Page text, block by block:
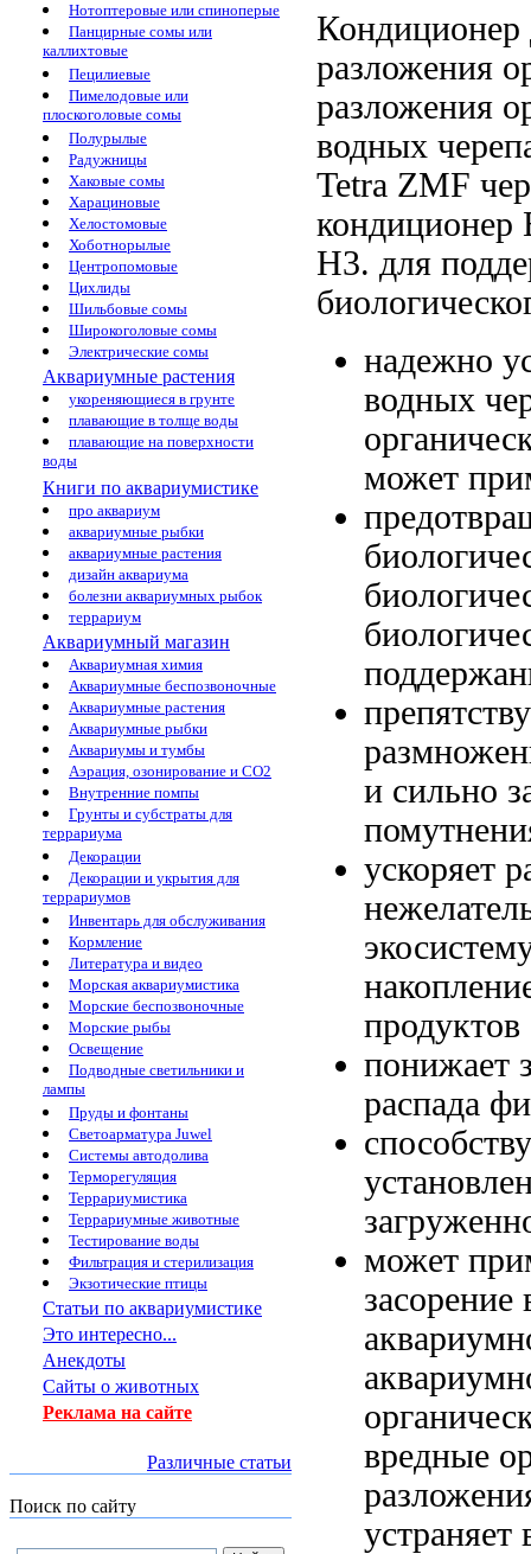
Нотоптеровые или спиноперые
Панцирные сомы или
каллихтовые
Пецилиевые
Пимелодовые или
плоскоголовые сомы
Полурылые
Радужницы
Хаковые сомы
Харациновые
Хелостомовые
Хоботнорылые
Центропомовые
Цихлиды
Шильбовые сомы
Широкоголовые сомы
Электрические сомы
Аквариумные растения
укореняющиеся в грунте
плавающие в толще воды
плавающие на поверхности
воды
Книги по аквариумистике
про аквариум
аквариумные рыбки
аквариумные растения
дизайн аквариума
болезни аквариумных рыбок
террариум
Аквариумный магазин
Аквариумная химия
Аквариумные беспозвоночные
Аквариумные растения
Аквариумные рыбки
Аквариумы и тумбы
Аэрация, озонирование и CO2
Внутренние помпы
Грунты и субстраты для
террариума
Декорации
Декорации и укрытия для
террариумов
Инвентарь для обслуживания
Кормление
Литература и видео
Морская аквариумистика
Морские беспозвоночные
Морские рыбы
Освещение
Подводные светильники и
лампы
Пруды и фонтаны
Светоарматура Juwel
Системы автодолива
Терморегуляция
Террариумистика
Террариумные животные
Тестирование воды
Фильтрация и стерилизация
Экзотические птицы
Статьи по аквариумистике
Это интересно...
Анекдоты
Сайты о животных
Реклама на сайте
Различные статьи
Поиск по сайту
разложения
разложения
водных
Tetra ZMF
кондиционер
H3. для
надежно
водных
может
и сильно
ускоряет
продуктов
понижает
распада
может
засорение
вредные
устраняет